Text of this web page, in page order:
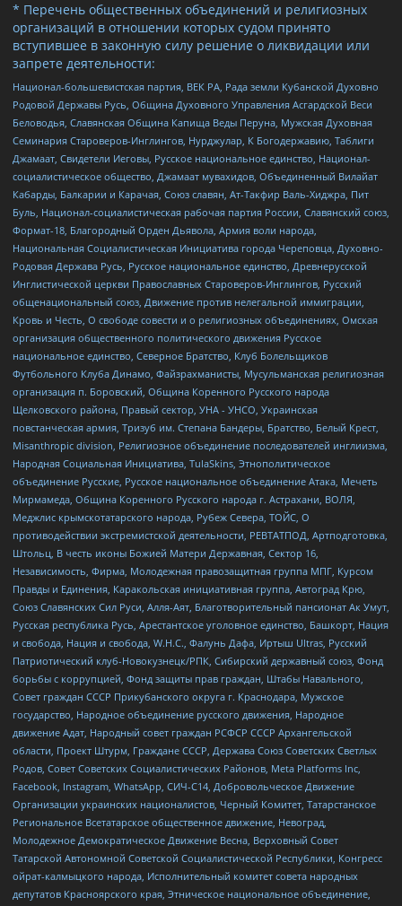
* Перечень общественных объединений и религиозных
организаций в отношении которых судом принято
вступившее в законную силу решение о ликвидации или
запрете деятельности:
Национал-большевистская партия, ВЕК РА, Рада земли Кубанской Духовно
Родовой Державы Русь, Община Духовного Управления Асгардской Веси
Беловодья, Славянская Община Капища Веды Перуна, Мужская Духовная
Семинария Староверов-Инглингов, Нурджулар, К Богодержавию, Таблиги
Джамаат, Свидетели Иеговы, Русское национальное единство, Национал-
социалистическое общество, Джамаат мувахидов, Объединенный Вилайат
Кабарды, Балкарии и Карачая, Союз славян, Ат-Такфир Валь-Хиджра, Пит
Буль, Национал-социалистическая рабочая партия России, Славянский союз,
Формат-18, Благородный Орден Дьявола, Армия воли народа,
Национальная Социалистическая Инициатива города Череповца, Духовно-
Родовая Держава Русь, Русское национальное единство, Древнерусской
Инглистической церкви Православных Староверов-Инглингов, Русский
общенациональный союз, Движение против нелегальной иммиграции,
Кровь и Честь, О свободе совести и о религиозных объединениях, Омская
организация общественного политического движения Русское
национальное единство, Северное Братство, Клуб Болельщиков
Футбольного Клуба Динамо, Файзрахманисты, Мусульманская религиозная
организация п. Боровский, Община Коренного Русского народа
Щелковского района, Правый сектор, УНА - УНСО, Украинская
повстанческая армия, Тризуб им. Степана Бандеры, Братство, Белый Крест,
Misanthropic division, Религиозное объединение последователей инглиизма,
Народная Социальная Инициатива, TulaSkins, Этнополитическое
объединение Русские, Русское национальное объединение Атака, Мечеть
Мирмамеда, Община Коренного Русского народа г. Астрахани, ВОЛЯ,
Меджлис крымскотатарского народа, Рубеж Севера, ТОЙС, О
противодействии экстремистской деятельности, РЕВТАТПОД, Артподготовка,
Штольц, В честь иконы Божией Матери Державная, Сектор 16,
Независимость, Фирма, Молодежная правозащитная группа МПГ, Курсом
Правды и Единения, Каракольская инициативная группа, Автоград Крю,
Союз Славянских Сил Руси, Алля-Аят, Благотворительный пансионат Ак Умут,
Русская республика Русь, Арестантское уголовное единство, Башкорт, Нация
и свобода, Нация и свобода, W.H.С., Фалунь Дафа, Иртыш Ultras, Русский
Патриотический клуб-Новокузнецк/РПК, Сибирский державный союз, Фонд
борьбы с коррупцией, Фонд защиты прав граждан, Штабы Навального,
Совет граждан СССР Прикубанского округа г. Краснодара, Мужское
государство, Народное объединение русского движения, Народное
движение Адат, Народный совет граждан РСФСР СССР Архангельской
области, Проект Штурм, Граждане СССР, Держава Союз Советских Светлых
Родов, Совет Советских Социалистических Районов, Meta Platforms Inc,
Facebook, Instagram, WhatsApp, СИЧ-С14, Добровольческое Движение
Организации украинских националистов, Черный Комитет, Татарстанское
Региональное Всетатарское общественное движение, Невоград,
Молодежное Демократическое Движение Весна, Верховный Совет
Татарской Автономной Советской Социалистической Республики, Конгресс
ойрат-калмыцкого народа, Исполнительный комитет совета народных
депутатов Красноярского края, Этническое национальное объединение,